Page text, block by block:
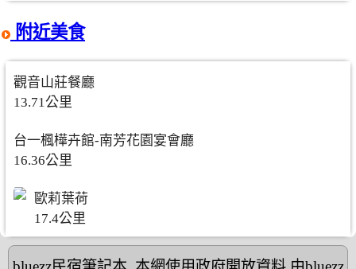
附近美食
觀音山莊餐廳
13.71公里
台一楓樺卉館-南芳花園宴會廳
16.36公里
歐莉葉荷
17.4公里